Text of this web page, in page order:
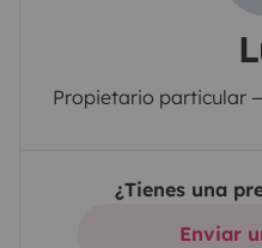
Propietario particular
¿Tienes una
Enviar